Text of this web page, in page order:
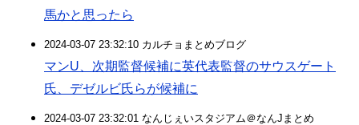
馬かと思ったら
2024-03-07 23:32:10 カルチョまとめブログ
マンU、次期監督候補に英代表監督のサウスゲート
氏、デゼルビ氏らが候補に
2024-03-07 23:32:01 なんじぇいスタジアム＠なんJまとめ